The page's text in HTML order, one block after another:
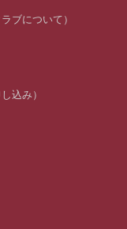
ブについて）
込み）